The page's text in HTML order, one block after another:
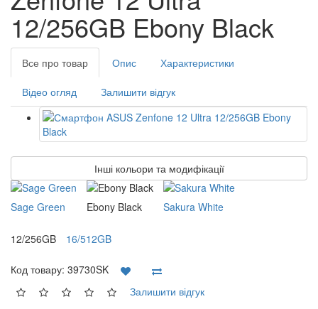
12/256GB Ebony Black
Все про товар Опис Характеристики
Відео огляд Залишити відгук
Інші кольори та модифікації
Sage Green Ebony Black Sakura White
12/256GB 16/512GB
Код товару: 39730SK
Залишити відгук